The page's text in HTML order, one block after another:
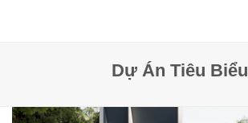
Dự Án Tiêu Biểu